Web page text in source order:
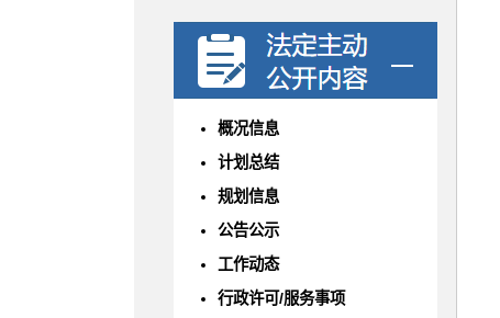
概况信息
计划总结
规划信息
公告公示
工作动态
行政许可/服务事项